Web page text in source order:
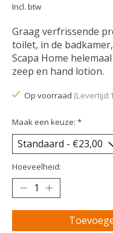
Incl. btw
Graag verfrissende
toilet, in de
Scapa Home
zeep en hand lotion.
Op voorraad
Maak een keuze: *
Hoeveelheid: